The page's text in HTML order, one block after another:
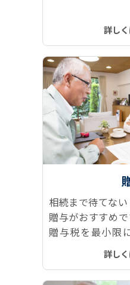
トレスなくスム
詳し
相続まで待てな
贈与がおすすめ
贈与税を最小限
「おしどり贈与
制度」などをご提
詳し